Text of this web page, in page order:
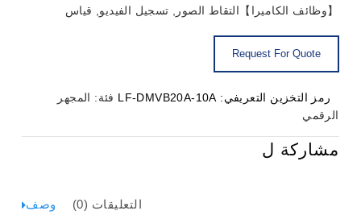
【وظائف الكاميرا】التقاط الصور, تسجيل الفيديو, قياس
رمز التخزين التعريفي:LF-DMVB20A-10A فئة: المجهر
الرقمي
مشاركة ل
وصف التعليقات (0)